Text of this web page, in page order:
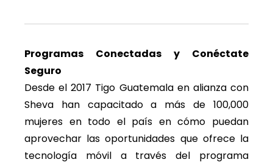
Programas Conectadas y Conéctate
Seguro
Desde el 2017 Tigo Guatemala en alianza con
Sheva han capacitado a más de 100,000
mujeres en todo el país en cómo puedan
aprovechar las oportunidades que ofrece la
tecnología móvil a través del programa